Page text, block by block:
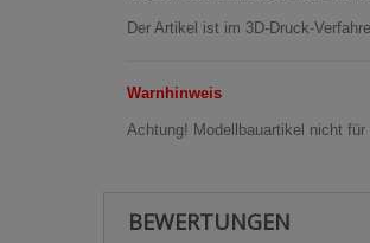
Der Artikel ist im 3D-Druck-
Warnhinweis
Achtung! Modellbauartikel nicht
BEWERTUNGEN